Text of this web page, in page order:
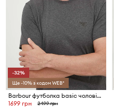
-32%
Ще -10% з кодом WEB*
Barbour футболка basic чоловіча бавовняна ESSENTIALS
1699 грн
2499 грн